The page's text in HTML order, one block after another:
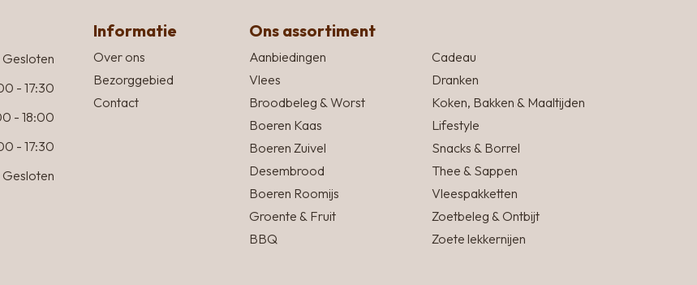
Gesloten
- 17:30
- 18:00
- 17:30
Gesloten
Informatie
Over ons
Bezorggebied
Contact
Ons assortiment
Aanbiedingen
Vlees
Broodbeleg & Worst
Boeren Kaas
Boeren Zuivel
Desembrood
Boeren Roomijs
Groente & Fruit
BBQ
Cadeau
Dranken
Koken, Bakken & Maaltijden
Lifestyle
Snacks & Borrel
Thee & Sappen
Vleespakketten
Zoetbeleg & Ontbijt
Zoete lekkernijen